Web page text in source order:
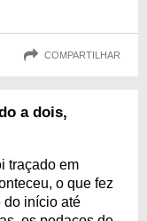
COMPARTILHAR
a dois,
traçado em
o que fez
do início até